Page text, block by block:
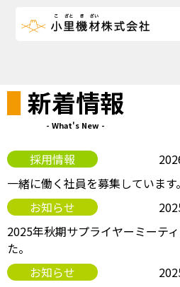
新着情報
- What's New -
採用情報
一緒に働く社員を募集しています。
お知らせ
2025年秋期サプライヤーミーテ
た。
お知らせ